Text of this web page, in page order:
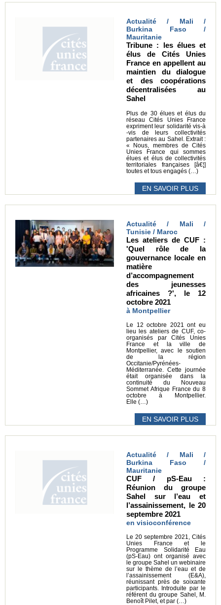
Actualité / Mali /
Burkina Faso /
Mauritanie
Tribune : les élues et
élus de Cités Unies
France en appellent au
maintien du dialogue
et des coopérations
décentralisées au
Sahel
Plus de 30 élues et élus du
réseau Cités Unies France
expriment leur solidarité vis-à
-vis de leurs collectivités
partenaires au Sahel. Extrait :
« Nous, membres de Cités
Unies France qui sommes
élues et élus de collectivités
territoriales françaises [â€¦]
toutes et tous engagés (…)
EN SAVOIR PLUS
Actualité / Mali /
Tunisie / Maroc
Les ateliers de CUF :
'Quel rôle de la
gouvernance locale en
matière
d’accompagnement
des jeunesses
africaines ?', le 12
octobre 2021
à Montpellier
Le 12 octobre 2021 ont eu
lieu les ateliers de CUF, co-
organisés par Cités Unies
France et la ville de
Montpellier, avec le soutien
de la région
Occitanie/Pyrénées-
Méditerranée. Cette journée
était organisée dans la
continuité du Nouveau
Sommet Afrique France du 8
octobre à Montpellier.
Elle (…)
EN SAVOIR PLUS
Actualité / Mali /
Burkina Faso /
Mauritanie
CUF / pS-Eau :
Réunion du groupe
Sahel sur l’eau et
l’assainissement, le 20
septembre 2021
en visioconférence
Le 20 septembre 2021, Cités
Unies France et le
Programme Solidarité Eau
(pS-Eau) ont organisé avec
le groupe Sahel un webinaire
sur le thème de l’eau et de
l’assainissement (E&A),
réunissant près de soixante
participants. Introduite par le
référent du groupe Sahel, M.
Benoît Pilet, et par (…)